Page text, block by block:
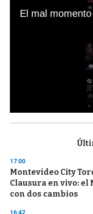
s
d
s
o
f
3
s
17:00
Montevideo City
Clausura en vivo:
con dos cambios
16:42